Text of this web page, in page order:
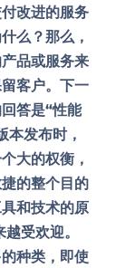
改进的服务
么？那么，
品或服务来
客户。下一
答是“性能
本发布时，
大的权衡，
的整个目的
和技术的原
受欢迎。
种类，即使